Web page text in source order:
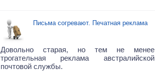
Письма согревают. Печатная реклама
Довольно старая, но тем не менее
трогательная реклама австралийской
почтовой службы.